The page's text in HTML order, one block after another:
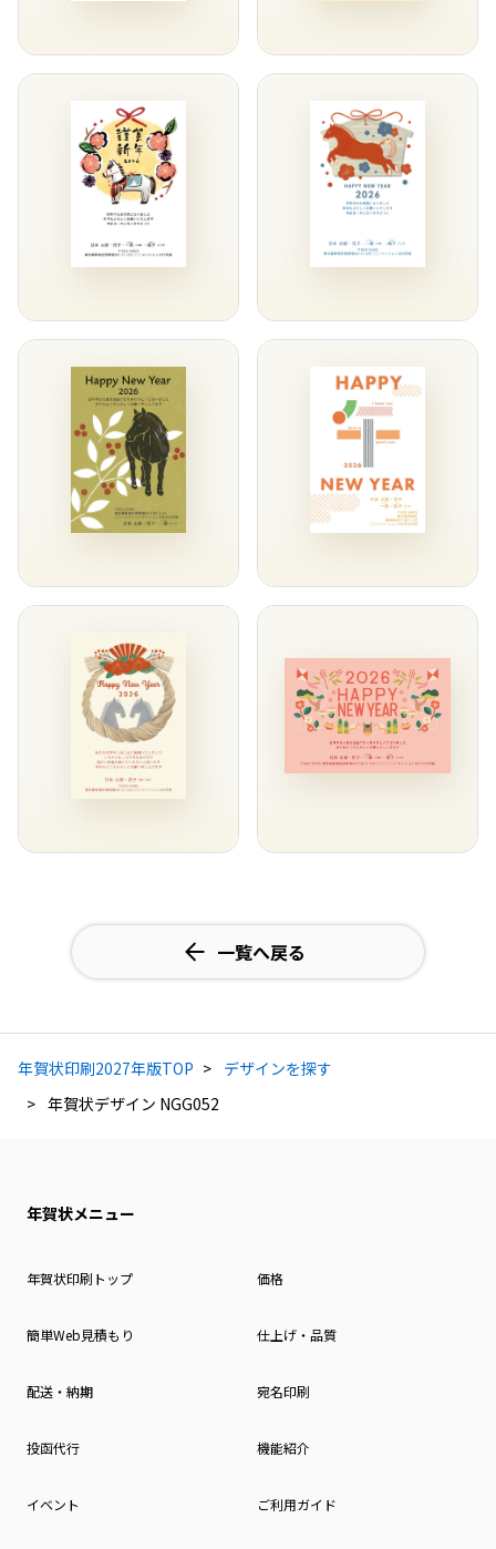
一覧へ戻る
年賀状印刷2027年版TOP
デザインを探す
年賀状デザイン NGG052
年賀状メニュー
年賀状印刷トップ 価格
簡単Web見積もり 仕上げ・品質
配送・納期 宛名印刷
投函代行 機能紹介
イベント ご利用ガイド